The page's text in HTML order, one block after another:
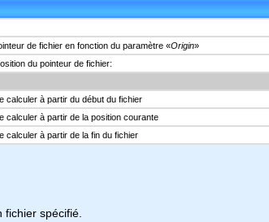
de fichier en fonction du paramètre «Origin»
du pointeur de fichier:
calculer à partir du début du fichier
calculer à partir de la position courante
calculer à partir de la fin du fichier
spécifié.